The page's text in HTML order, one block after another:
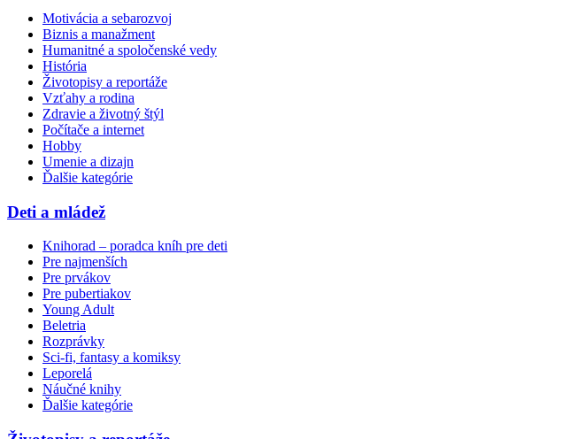
Motivácia a sebarozvoj
Biznis a manažment
Humanitné a spoločenské vedy
História
Životopisy a reportáže
Vzťahy a rodina
Zdravie a životný štýl
Počítače a internet
Hobby
Umenie a dizajn
Ďalšie kategórie
Deti a mládež
Knihorad – poradca kníh pre deti
Pre najmenších
Pre prvákov
Pre pubertiakov
Young Adult
Beletria
Rozprávky
Sci-fi, fantasy a komiksy
Leporelá
Náučné knihy
Ďalšie kategórie